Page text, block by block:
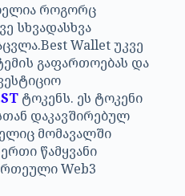
როგორც
სხვადასხვა
Wallet უკვე
გაფართოებას და
ტოკენს. ეს ტოკენი
დაკავშირებულ
მომავალში
წამყვანი
Web3